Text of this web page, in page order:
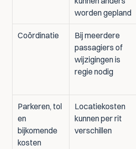
worden gepland
Coördinatie
Bij meerdere
passagiers of
wijzigingen is
regie nodig
Parkeren, tol
en
bijkomende
kosten
Locatiekosten
kunnen per rit
verschillen